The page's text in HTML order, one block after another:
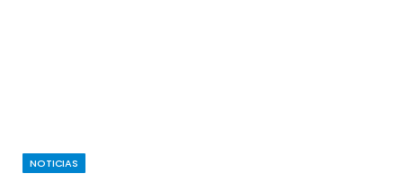
NOTICIAS